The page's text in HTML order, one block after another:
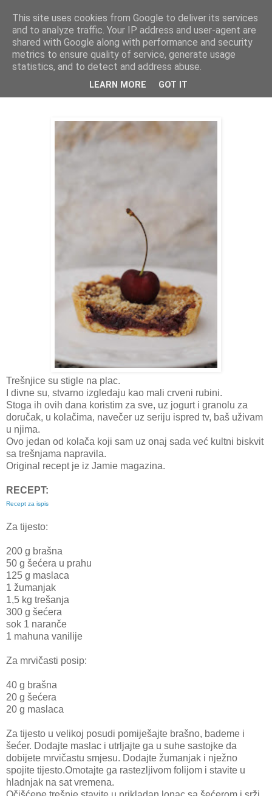
THURSDAYSCOOKING
četvrtak, 13. lipnja 2019.
Prhki tart od trešanja
Trešnjice su stigle na plac.
I divne su, stvarno izgledaju kao mali crveni rubini.
Stoga ih ovih dana koristim za sve, uz jogurt i granolu za
doručak, u kolačima, navečer uz seriju ispred tv, baš uživam
u njima.
Ovo jedan od kolača koji sam uz onaj sada već kultni biskvit
sa trešnjama napravila.
Original recept je iz Jamie magazina.
RECEPT:
Recept za ispis
Za tijesto:
200 g brašna
50 g šećera u prahu
125 g maslaca
1 žumanjak
1,5 kg trešanja
300 g šećera
sok 1 naranče
1 mahuna vanilije
Za mrvičasti posip:
40 g brašna
20 g šećera
20 g maslaca
Za tijesto u velikoj posudi pomiješajte brašno, bademe i
šećer. Dodajte maslac i utrljajte ga u suhe sastojke da
dobijete mrvičastu smjesu. Dodajte žumanjak i nježno
spojite tijesto.Omotajte ga rastezljivom folijom i stavite u
hladnjak na sat vremena.
This site uses cookies from Google to deliver its services
and to analyze traffic. Your IP address and user-agent are
shared with Google along with performance and security
metrics to ensure quality of service, generate usage
statistics, and to detect and address abuse.
LEARN MORE GOT IT